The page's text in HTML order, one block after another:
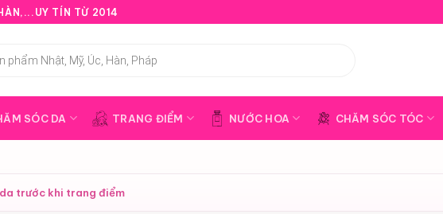
TÍN TỪ 2014
SÓC DA TRANG ĐIỂM NƯỚC HOA CHĂM SÓC TÓC
trước khi trang điểm